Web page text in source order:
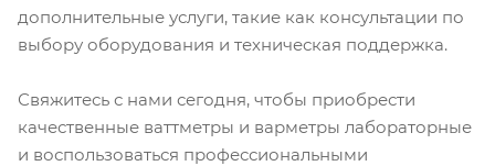
дополнительные услуги, такие как консультации по
выбору оборудования и техническая поддержка.
Свяжитесь с нами сегодня, чтобы приобрести
качественные ваттметры и варметры лабораторные
и воспользоваться профессиональными